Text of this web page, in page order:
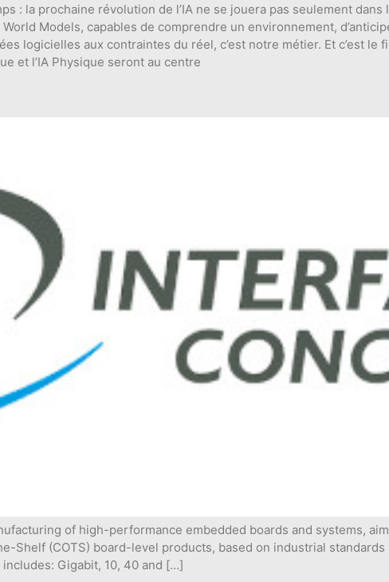
: la prochaine révolution de l’IA ne se jouera pas seulement dans
Models, capables de comprendre un environnement,
logicielles aux contraintes du réel, c’est notre métier. Et c’est le
et l’IA Physique seront au centre
of high-performance embedded boards and systems,
Shelf (COTS) board-level products, based on industrial standards
Gigabit, 10, 40 and […]